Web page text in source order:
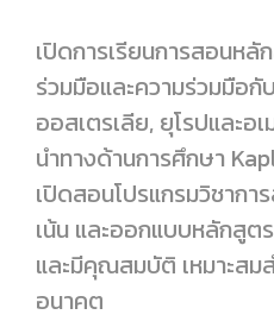
เปิดการเรียนการสอนห
ร่วมมือและความร่วมมือกั
ออสเตรเลีย, ยุโรปและอ
นำทางด้านการศึกษา
เปิดสอนโปรแกรมวิชาก
เน้น และออกแบบหลักสูต
และมีคุณสมบัติ เหมาะสม
อนาคต